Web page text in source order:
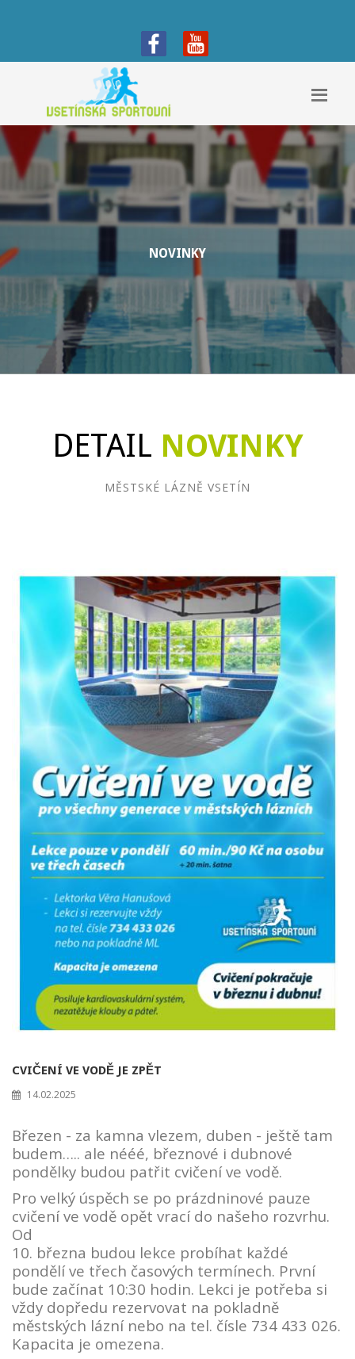
NOVINKY
DETAIL NOVINKY
MĚSTSKÉ LÁZNĚ VSETÍN
CVIČENÍ VE VODĚ JE ZPĚT
14.02.2025
Březen - za kamna vlezem, duben - ještě tam
budem….. ale nééé, březnové i dubnové
pondělky budou patřit cvičení ve vodě.
Pro velký úspěch se po prázdninové pauze
cvičení ve vodě opět vrací do našeho rozvrhu.
Od
10. března budou lekce probíhat každé
pondělí ve třech časových termínech. První
bude začínat 10:30 hodin. Lekci je potřeba si
vždy dopředu rezervovat na pokladně
městských lázní nebo na tel. čísle 734 433 026.
Kapacita je omezena.